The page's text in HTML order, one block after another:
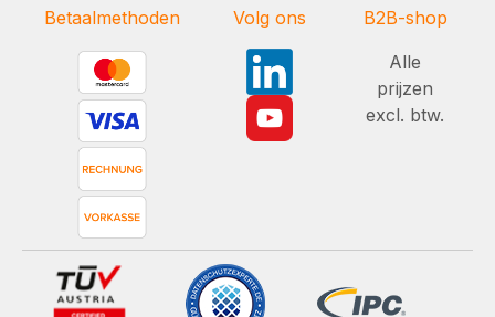
Betaalmethoden Volg ons
B2B-shop
Alle
prijzen
excl. btw.